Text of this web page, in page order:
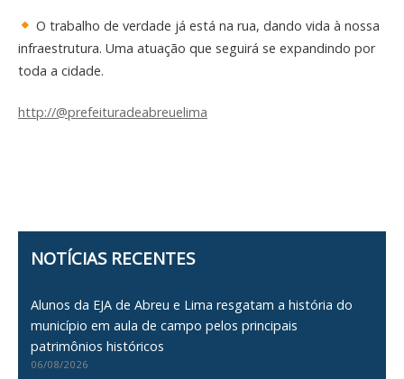
O trabalho de verdade já está na rua, dando vida à nossa
infraestrutura. Uma atuação que seguirá se expandindo por
toda a cidade.
http://@prefeituradeabreuelima
NOTÍCIAS RECENTES
Alunos da EJA de Abreu e Lima resgatam a história do
município em aula de campo pelos principais
patrimônios históricos
06/08/2026